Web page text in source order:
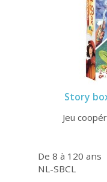
Story
Jeu
De 8 à 120 ans
NL-SBCL